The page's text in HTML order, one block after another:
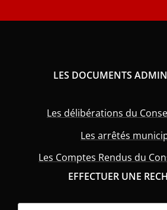
LES DOCUMENTS
Les délibérations du
Les arrêtés
Les Comptes Rendus du
EFFECTUER UNE